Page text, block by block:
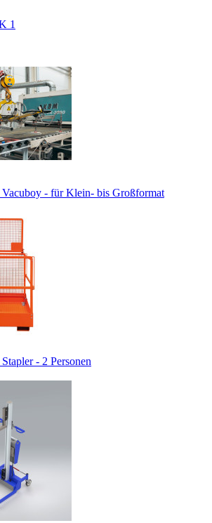
1
Vacuboy - für Klein- bis Großformat
- 2 Personen